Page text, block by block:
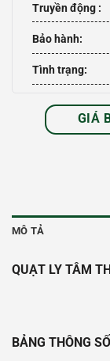
Truyền động :
Bảo hành:
Tình trạng:
GIÁ
MÔ TẢ
QUẠT LY TÂM
BẢNG THÔNG